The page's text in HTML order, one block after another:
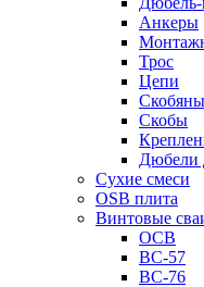
Анкеры
Трос
Цепи
Скобы
Дюбели
Сухие смеси
OSB плита
Винтовые
ОСВ
ВС-57
ВС-76